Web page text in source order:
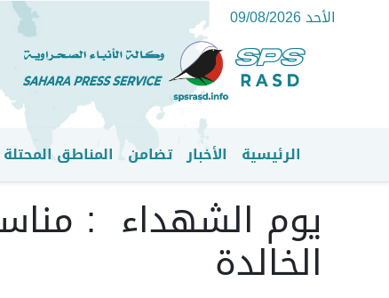
الأحد 09/08/2026
القائمة الرئيسية
الرئيسية الأخبار تضامن المناطق المحتلة
الخالدة